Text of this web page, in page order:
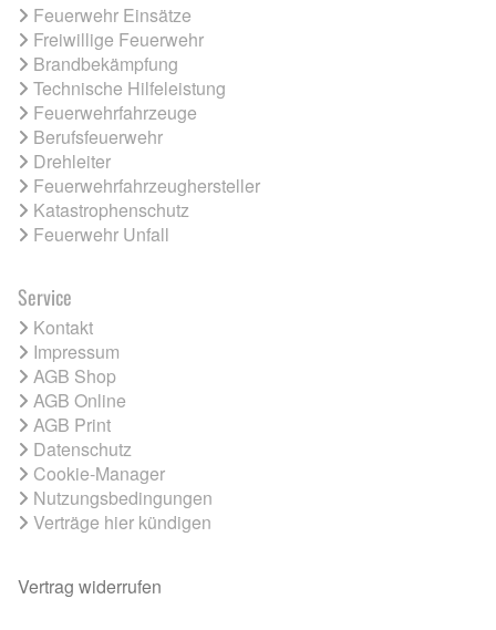
Feuerwehr Einsätze
Freiwillige Feuerwehr
Brandbekämpfung
Technische Hilfeleistung
Feuerwehrfahrzeuge
Berufsfeuerwehr
Drehleiter
Feuerwehrfahrzeughersteller
Katastrophenschutz
Feuerwehr Unfall
Service
Kontakt
Impressum
AGB Shop
AGB Online
AGB Print
Datenschutz
Cookie-Manager
Nutzungsbedingungen
Verträge hier kündigen
Vertrag widerrufen